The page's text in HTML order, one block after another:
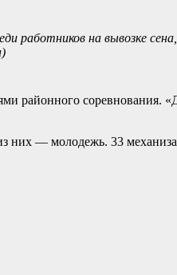
на вывозке сена,
районного
них — молодежь. 33